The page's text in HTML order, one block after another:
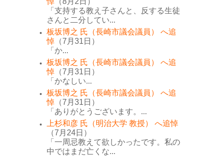
「支持する教え子さんと、反する生徒
さんと二分してい...
板坂博之 氏（長崎市議会議員） へ追
悼 （7月31日）
「か...
板坂博之 氏（長崎市議会議員） へ追
悼 （7月31日）
「かなしい...
板坂博之 氏（長崎市議会議員） へ追
悼 （7月31日）
「ありがとうございます。...
上杉和彦 氏（明治大学 教授） へ追悼
（7月24日）
「一周忌教えて欲しかったです。私の
中ではまだ亡くな...